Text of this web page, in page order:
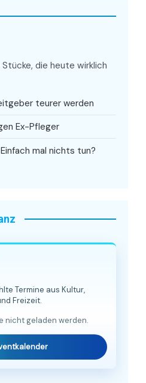
die heute wirklich
teurer werden
Ex-Pfleger
mal nichts tun?
Termine aus Kultur,
Freizeit.
nicht geladen werden.